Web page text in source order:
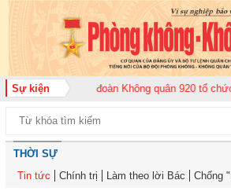
Sự kiện
2026 Trung đoàn Không quân 920 tổ chức
THỜI SỰ
Tin tức
Chính trị Làm theo lời Bác Chống